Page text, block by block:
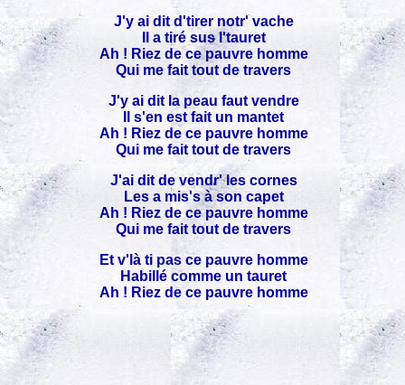
J'y ai dit d'tirer notr' vache
Il a tiré sus l'tauret
Ah ! Riez de ce pauvre homme
Qui me fait tout de travers
J'y ai dit la peau faut vendre
Il s'en est fait un mantet
Ah ! Riez de ce pauvre homme
Qui me fait tout de travers
J'ai dit de vendr' les cornes
Les a mis's à son capet
Ah ! Riez de ce pauvre homme
Qui me fait tout de travers
Et v'là ti pas ce pauvre homme
Habillé comme un tauret
Ah ! Riez de ce pauvre homme